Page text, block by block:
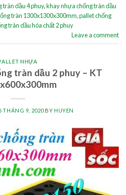
tràn dầu 4 phuy,khay nhựa chống tràn dầu
tràn 1300x1300x300mm,pallet chống
tràn dầu hóa chất 2 phuy
Leave a comment
NHỰA
tràn dầu 2 phuy – KT
THÁNG 9, 2020BY HUYEN